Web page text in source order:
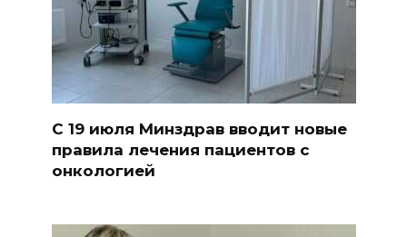
С 19 июля Минздрав вводит новые
правила лечения пациентов с
онкологией